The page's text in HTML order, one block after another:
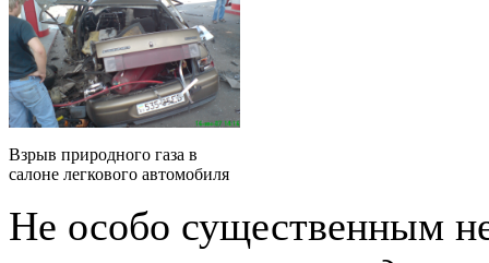
Взрыв природного газа в
салоне легкового автомобиля
Не особо существенным